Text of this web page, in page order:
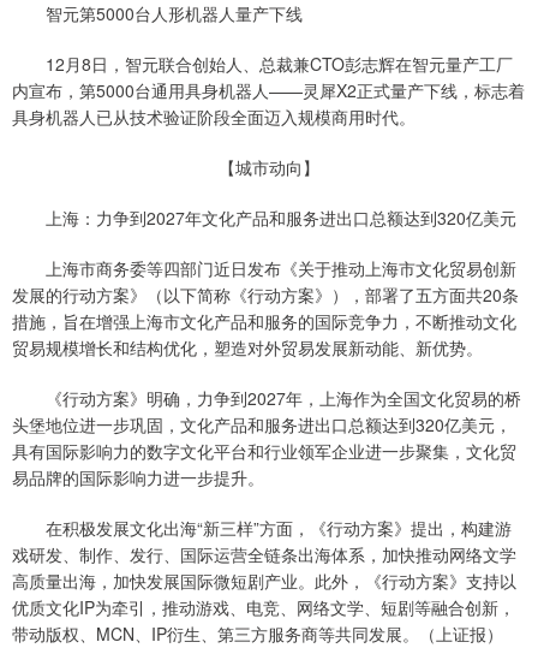
智元第5000台人形机器人量产下线
12月8日，智元联合创始人、总裁兼CTO彭志辉在智元量产工厂
内宣布，第5000台通用具身机器人——灵犀X2正式量产下线，标志着
具身机器人已从技术验证阶段全面迈入规模商用时代。
【城市动向】
上海：力争到2027年文化产品和服务进出口总额达到320亿美元
上海市商务委等四部门近日发布《关于推动上海市文化贸易创新
发展的行动方案》（以下简称《行动方案》），部署了五方面共20条
措施，旨在增强上海市文化产品和服务的国际竞争力，不断推动文化
贸易规模增长和结构优化，塑造对外贸易发展新动能、新优势。
《行动方案》明确，力争到2027年，上海作为全国文化贸易的桥
头堡地位进一步巩固，文化产品和服务进出口总额达到320亿美元，
具有国际影响力的数字文化平台和行业领军企业进一步聚集，文化贸
易品牌的国际影响力进一步提升。
在积极发展文化出海“新三样”方面，《行动方案》提出，构建游
戏研发、制作、发行、国际运营全链条出海体系，加快推动网络文学
高质量出海，加快发展国际微短剧产业。此外，《行动方案》支持以
优质文化IP为牵引，推动游戏、电竞、网络文学、短剧等融合创新，
带动版权、MCN、IP衍生、第三方服务商等共同发展。（上证报）